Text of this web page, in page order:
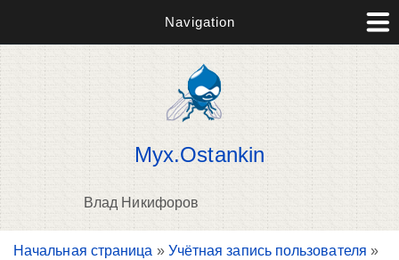
Navigation
Myx.Ostankin
Влад Никифоров
Вы здесь
Начальная страница » Учётная запись пользователя »